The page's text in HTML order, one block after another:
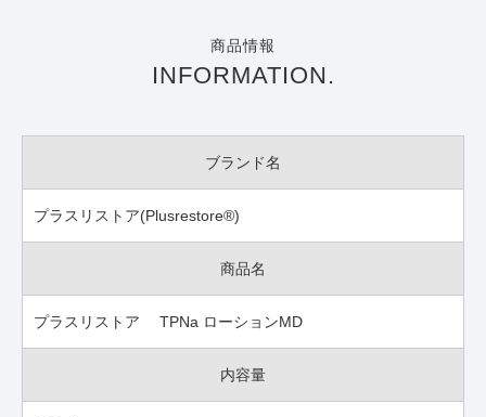
商品情報
INFORMATION.
ブランド名
プラスリストア(Plusrestore®)
商品名
プラスリストア TPNa ローションMD
内容量